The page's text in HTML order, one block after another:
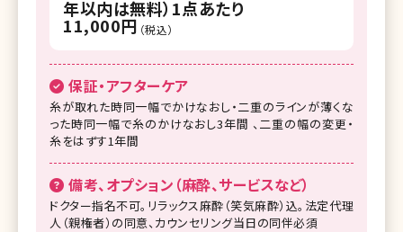
年以内は無料）1点あたり
11,000円 （税込）
保証・アフターケア
糸が取れた時同一幅でかけなおし・二重のラインが薄くな
った時同一幅で糸のかけなおし3年間 、二重の幅の変更・
糸をはずす1年間
備考、オプション（麻酔、サービスなど）
ドクター指名不可。リラックス麻酔（笑気麻酔）込。法定代理
人（親権者）の同意、カウンセリング当日の同伴必須